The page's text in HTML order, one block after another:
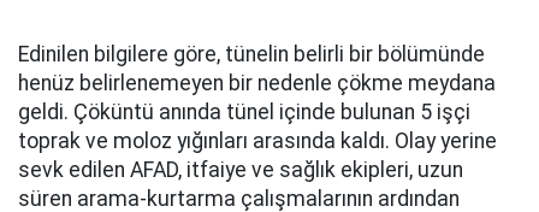
Edinilen bilgilere göre, tünelin belirli bir bölümünde
henüz belirlenemeyen bir nedenle çökme meydana
geldi. Çöküntü anında tünel içinde bulunan 5 işçi
toprak ve moloz yığınları arasında kaldı. Olay yerine
sevk edilen AFAD, itfaiye ve sağlık ekipleri, uzun
süren arama-kurtarma çalışmalarının ardından